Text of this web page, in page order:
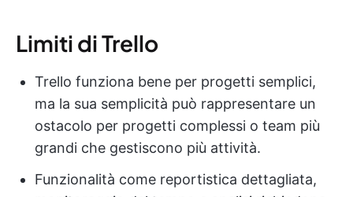
Limiti di Trello
Trello funziona bene per progetti semplici,
ma la sua semplicità può rappresentare un
ostacolo per progetti complessi o team più
grandi che gestiscono più attività.
Funzionalità come reportistica dettagliata,